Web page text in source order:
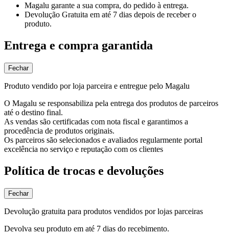
Magalu garante a sua compra, do pedido à entrega.
Devolução Gratuita em até 7 dias depois de receber o
produto.
Entrega e compra garantida
Fechar
Produto vendido por loja parceira e entregue pelo Magalu
O Magalu se responsabiliza pela entrega dos produtos de parceiros
até o destino final.
As vendas são certificadas com nota fiscal e garantimos a
procedência de produtos originais.
Os parceiros são selecionados e avaliados regularmente portal
excelência no serviço e reputação com os clientes
Política de trocas e devoluções
Fechar
Devolução gratuita para produtos vendidos por lojas parceiras
Devolva seu produto em até 7 dias do recebimento.